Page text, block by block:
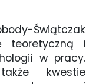
Świątczak
teoretyczną i
w pracy.
kwestie